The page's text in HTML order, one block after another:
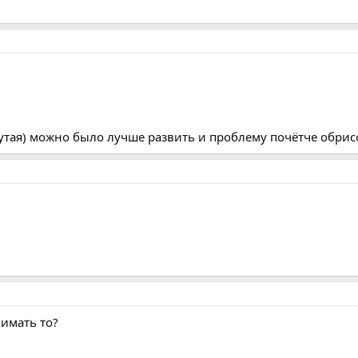
можно было лучше развить и проблему почётче
то?